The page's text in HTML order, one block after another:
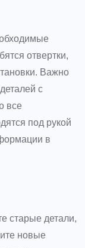
отвертки,
Важно
с
все
под рукой
в
старые детали,
новые